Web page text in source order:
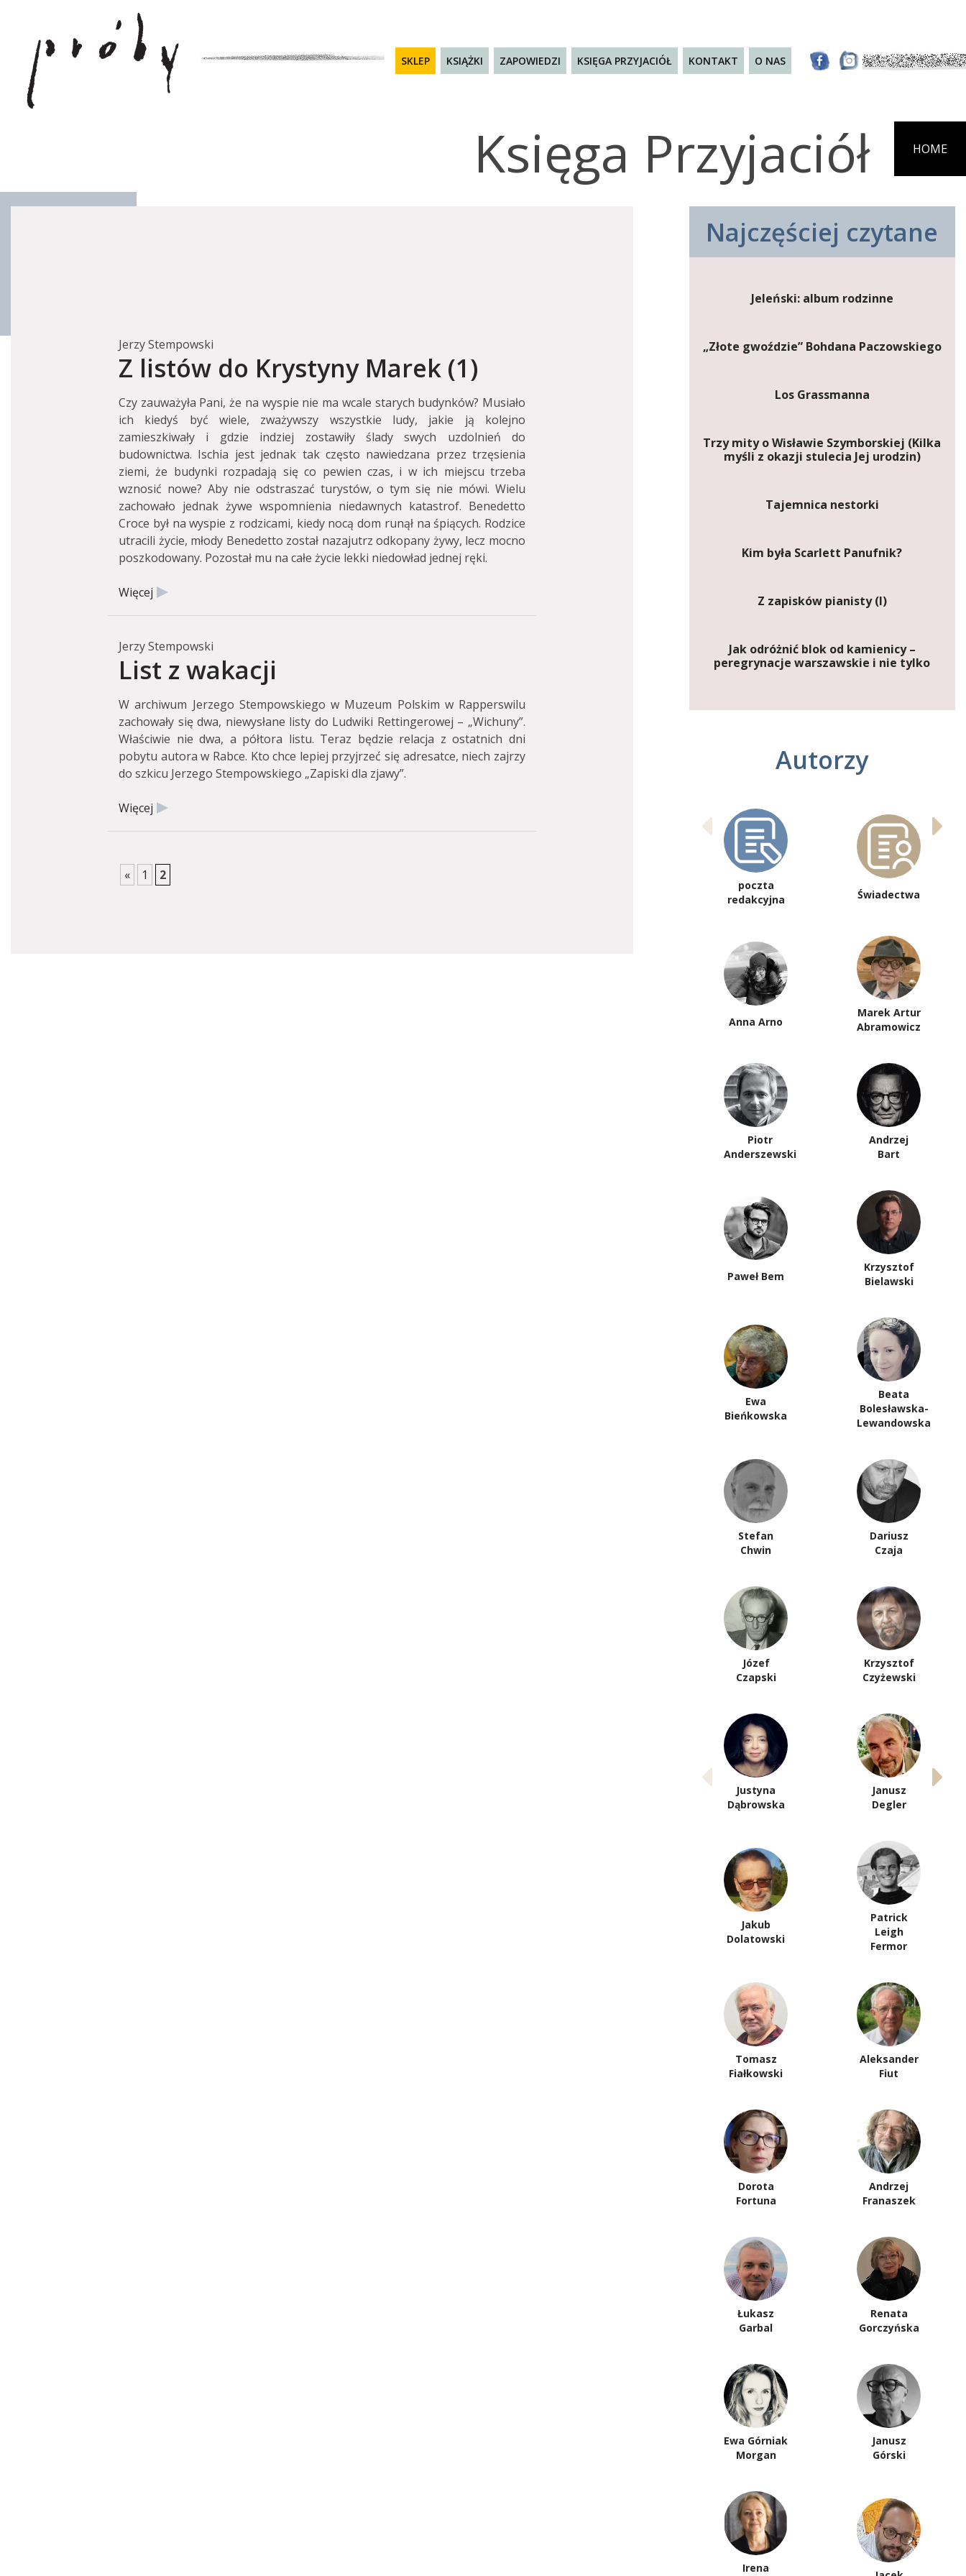
SKLEP KSIĄŻKI ZAPOWIEDZI KSIĘGA PRZYJACIÓŁ KONTAKT O NAS
HOME
Księga Przyjaciół
Jerzy Stempowski
Z listów do Krystyny Marek (1)
Czy zauważyła Pani, że na wyspie nie ma wcale starych budynków? Musiało
ich kiedyś być wiele, zważywszy wszystkie ludy, jakie ją kolejno
zamieszkiwały i gdzie indziej zostawiły ślady swych uzdolnień do
budownictwa. Ischia jest jednak tak często nawiedzana przez trzęsienia
ziemi, że budynki rozpadają się co pewien czas, i w ich miejscu trzeba
wznosić nowe? Aby nie odstraszać turystów, o tym się nie mówi. Wielu
zachowało jednak żywe wspomnienia niedawnych katastrof. Benedetto
Croce był na wyspie z rodzicami, kiedy nocą dom runął na śpiących. Rodzice
utracili życie, młody Benedetto został nazajutrz odkopany żywy, lecz mocno
poszkodowany. Pozostał mu na całe życie lekki niedowład jednej ręki.
Więcej
Jerzy Stempowski
List z wakacji
W archiwum Jerzego Stempowskiego w Muzeum Polskim w Rapperswilu
zachowały się dwa, niewysłane listy do Ludwiki Rettingerowej – „Wichuny”.
Właściwie nie dwa, a półtora listu. Teraz będzie relacja z ostatnich dni
pobytu autora w Rabce. Kto chce lepiej przyjrzeć się adresatce, niech zajrzy
do szkicu Jerzego Stempowskiego „Zapiski dla zjawy”.
Więcej
« 1 2
Najczęściej czytane
Jeleński: album rodzinne
„Złote gwoździe” Bohdana Paczowskiego
Los Grassmanna
Trzy mity o Wisławie Szymborskiej (Kilka
myśli z okazji stulecia Jej urodzin)
Tajemnica nestorki
Kim była Scarlett Panufnik?
Z zapisków pianisty (I)
Jak odróżnić blok od kamienicy –
peregrynacje warszawskie i nie tylko
Autorzy
poczta
redakcyjna
Świadectwa
Anna Arno
Marek Artur
Abramowicz
Piotr
Anderszewski
Andrzej
Bart
Paweł Bem
Krzysztof
Bielawski
Ewa
Bieńkowska
Beata
Bolesławska-
Lewandowska
Stefan
Chwin
Dariusz
Czaja
Józef
Czapski
Krzysztof
Czyżewski
Justyna
Dąbrowska
Janusz
Degler
Jakub
Dolatowski
Patrick
Leigh
Fermor
Tomasz
Fiałkowski
Aleksander
Fiut
Dorota
Fortuna
Andrzej
Franaszek
Łukasz
Garbal
Renata
Gorczyńska
Ewa Górniak
Morgan
Janusz
Górski
Irena